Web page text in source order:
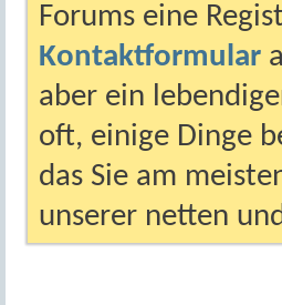
Forums eine
Kontaktformular
aber ein
oft, einige Dinge
das Sie am
unserer netten